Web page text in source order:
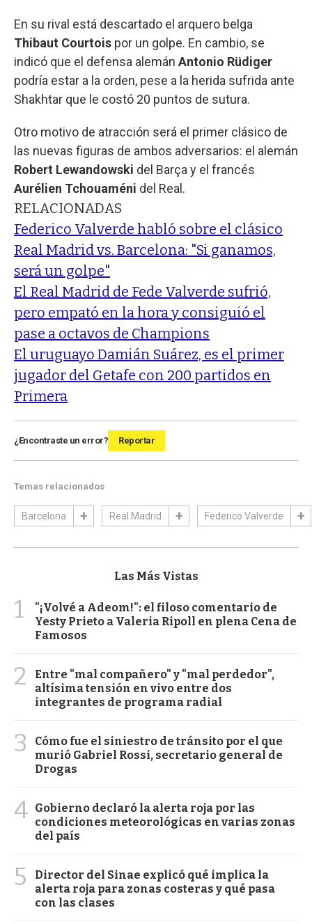
En su rival está descartado el arquero belga
Thibaut Courtois por un golpe. En cambio, se
indicó que el defensa alemán Antonio Rüdiger
podría estar a la orden, pese a la herida sufrida ante
Shakhtar que le costó 20 puntos de sutura.
Otro motivo de atracción será el primer clásico de
las nuevas figuras de ambos adversarios: el alemán
Robert Lewandowski del Barça y el francés
Aurélien Tchouaméni del Real.
RELACIONADAS
Federico Valverde habló sobre el clásico
Real Madrid vs. Barcelona: "Si ganamos,
será un golpe"
El Real Madrid de Fede Valverde sufrió,
pero empató en la hora y consiguió el
pase a octavos de Champions
El uruguayo Damián Suárez, es el primer
jugador del Getafe con 200 partidos en
Primera
¿Encontraste un error? Reportar
Temas relacionados
Barcelona Real Madrid Federico Valverde
Las Más Vistas
1
"¡Volvé a Adeom!": el filoso comentario de
Yesty Prieto a Valeria Ripoll en plena Cena de
Famosos
2
Entre "mal compañero" y "mal perdedor",
altísima tensión en vivo entre dos
integrantes de programa radial
3
Cómo fue el siniestro de tránsito por el que
murió Gabriel Rossi, secretario general de
Drogas
4 Gobierno declaró la alerta roja por las
condiciones meteorológicas en varias zonas
del país
5
Director del Sinae explicó qué implica la
alerta roja para zonas costeras y qué pasa
con las clases